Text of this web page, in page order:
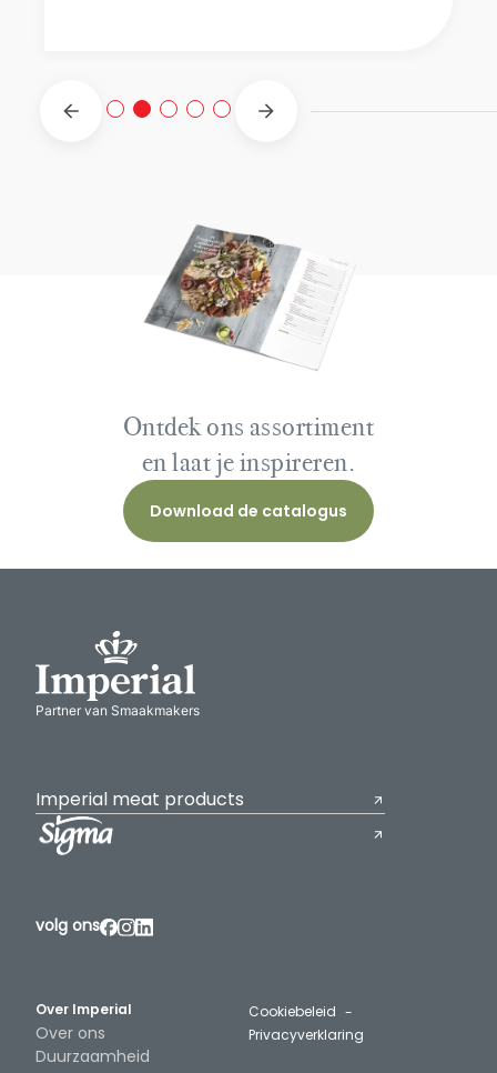
Ontdek ons assortiment
en laat je inspireren.
Download de catalogus
Partner van Smaakmakers
Imperial meat products
Over Imperial
Over ons
Duurzaamheid
volg ons
Cookiebeleid
Privacyverklaring